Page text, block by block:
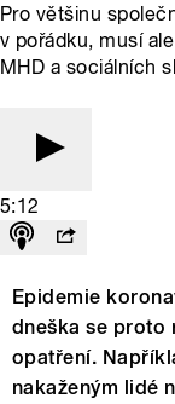
Pro většinu
v pořádku, musí
MHD a sociálních
5:12
Epidemie
dneška se proto
opatření.
nakaženým lidé